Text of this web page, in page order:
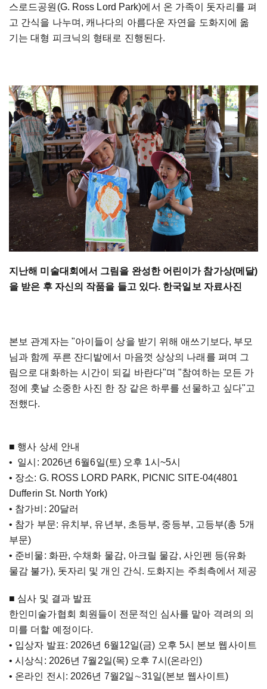
스로드공원(G. Ross Lord Park)에서 온 가족이 돗자리를 펴
고 간식을 나누며, 캐나다의 아름다운 자연을 도화지에 옮
기는 대형 피크닉의 형태로 진행된다.
지난해 미술대회에서 그림을 완성한 어린이가 참가상(메달)
을 받은 후 자신의 작품을 들고 있다. 한국일보 자료사진
본보 관계자는 "아이들이 상을 받기 위해 애쓰기보다, 부모
님과 함께 푸른 잔디밭에서 마음껏 상상의 나래를 펴며 그
림으로 대화하는 시간이 되길 바란다"며 "참여하는 모든 가
정에 훗날 소중한 사진 한 장 같은 하루를 선물하고 싶다"고
전했다.
■ 행사 상세 안내
• 일시: 2026년 6월6일(토) 오후 1시~5시
• 장소: G. ROSS LORD PARK, PICNIC SITE-04(4801
Dufferin St. North York)
• 참가비: 20달러
• 참가 부문: 유치부, 유년부, 초등부, 중등부, 고등부(총 5개
부문)
• 준비물: 화판, 수채화 물감, 아크릴 물감, 사인펜 등(유화
물감 불가), 돗자리 및 개인 간식. 도화지는 주최측에서 제공
■ 심사 및 결과 발표
한인미술가협회 회원들이 전문적인 심사를 맡아 격려의 의
미를 더할 예정이다.
• 입상자 발표: 2026년 6월12일(금) 오후 5시 본보 웹사이트
• 시상식: 2026년 7월2일(목) 오후 7시(온라인)
• 온라인 전시: 2026년 7월2일∼31일(본보 웹사이트)